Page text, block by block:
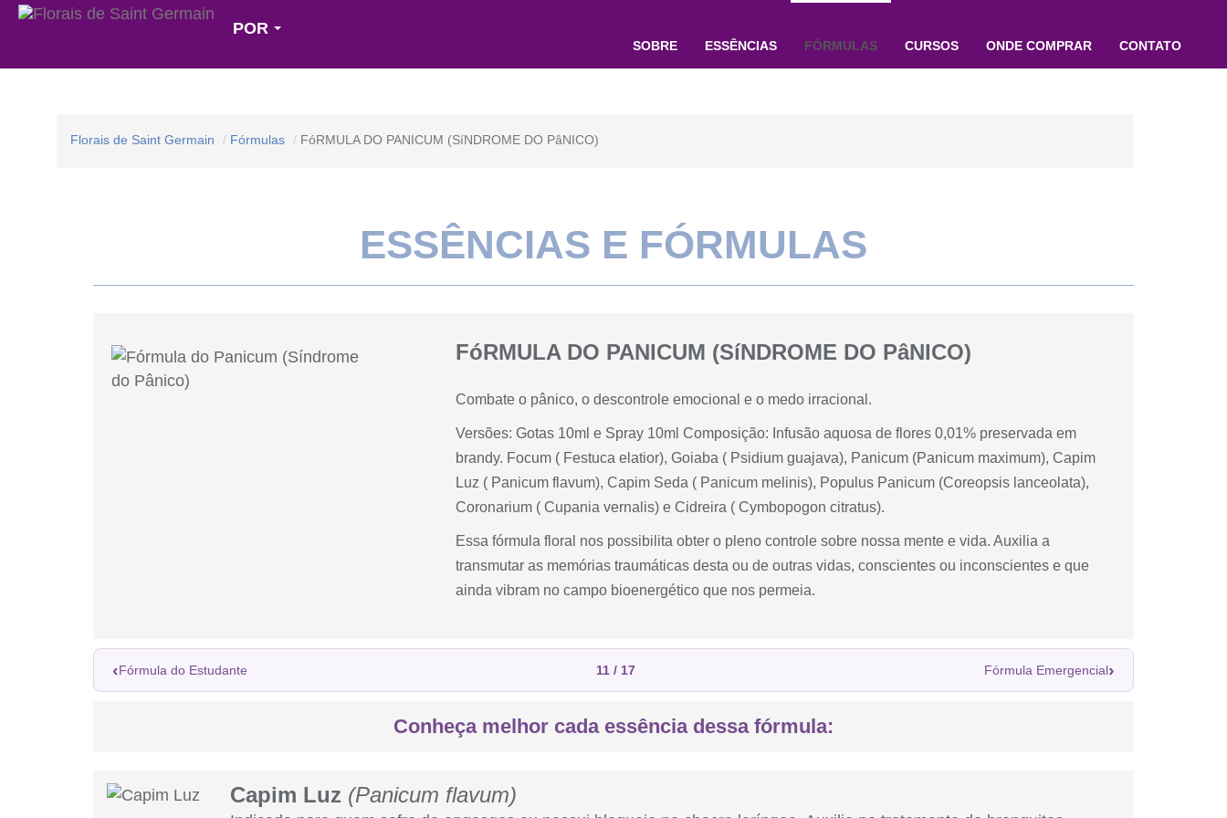
POR
SOBRE ESSÊNCIAS FÓRMULAS CURSOS ONDE COMPRAR CONTATO
Florais de Saint Germain Fórmulas FóRMULA DO PANICUM (SíNDROME DO PâNICO)
ESSÊNCIAS E FÓRMULAS
FóRMULA DO PANICUM (SíNDROME DO PâNICO)
Combate o pânico, o descontrole emocional e o medo irracional.
Versões: Gotas 10ml e Spray 10ml Composição: Infusão aquosa de flores 0,01% preservada em
brandy. Focum ( Festuca elatior), Goiaba ( Psidium guajava), Panicum (Panicum maximum), Capim
Luz ( Panicum flavum), Capim Seda ( Panicum melinis), Populus Panicum (Coreopsis lanceolata),
Coronarium ( Cupania vernalis) e Cidreira ( Cymbopogon citratus).
Essa fórmula floral nos possibilita obter o pleno controle sobre nossa mente e vida. Auxilia a
transmutar as memórias traumáticas desta ou de outras vidas, conscientes ou inconscientes e que
ainda vibram no campo bioenergético que nos permeia.
‹Fórmula do Estudante 11 / 17 Fórmula Emergencial›
Conheça melhor cada essência dessa fórmula:
Capim Luz (Panicum flavum)